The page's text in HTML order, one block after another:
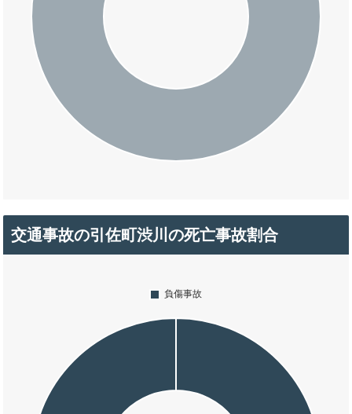
交通事故の引佐町渋川の死亡事故割合